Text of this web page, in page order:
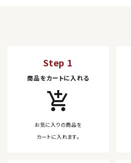
Step 1
商品をカートに入れる
add_shopping_cart
お気に入りの商品を
カートに入れます。